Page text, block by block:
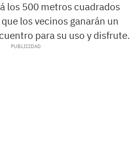
los 500 metros cuadrados
los vecinos ganarán un
para su uso y disfrute.